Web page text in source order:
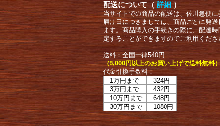
配送について（ 詳細 ）
当サイトでの商品の配送は、佐川急便
届け日につきましては、商品ごとに発
ます。商品購入の手続きの際に、配達
定することができますのでご利用くださ
送料：全国一律540円
（8,000円以上のお買い上げで送料無料
代金引換手数料：
1万円まで
324円
3万円まで
432円
10万円まで
648円
30万円まで
1080円